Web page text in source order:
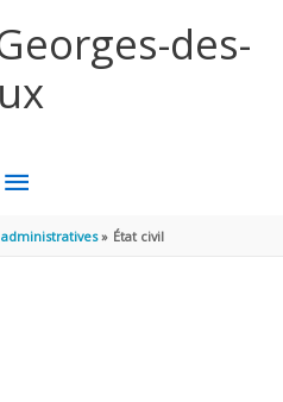
des-
MENU
PRINCIPAL
État civil